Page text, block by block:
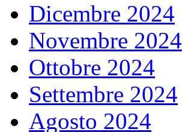
Dicembre 2024
Novembre 2024
Ottobre 2024
Settembre 2024
Agosto 2024